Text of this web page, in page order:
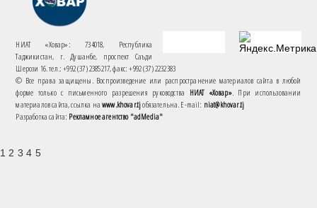
НИАТ «Ховар»: 734018, Республика
Таджикистан, г. Душанбе, проспект Саъди
Шерози 16. тел.: +992 (37) 2385217, факс: +992 (37) 2232383
© Все права защищены. Воспроизведение или распространение материалов сайта в любой
форме только с письменного разрешения руководства НИАТ «Ховар». При использовании
материалов сайта, ссылка наwww.khovar.tjобязательна. E-mail: niat@khovar.tj
Разработка сайта: Рекламное агентство "adMedia"
1 2 3 4 5